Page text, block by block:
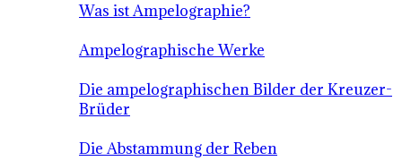
Was ist Ampelographie?
Ampelographische Werke
Die ampelographischen Bilder der Kreuzer-
Brüder
Die Abstammung der Reben